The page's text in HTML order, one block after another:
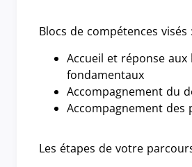
Blocs de compétences visés :
Accueil et réponse aux
fondamentaux
Accompagnement du
Accompagnement des
Les étapes de votre